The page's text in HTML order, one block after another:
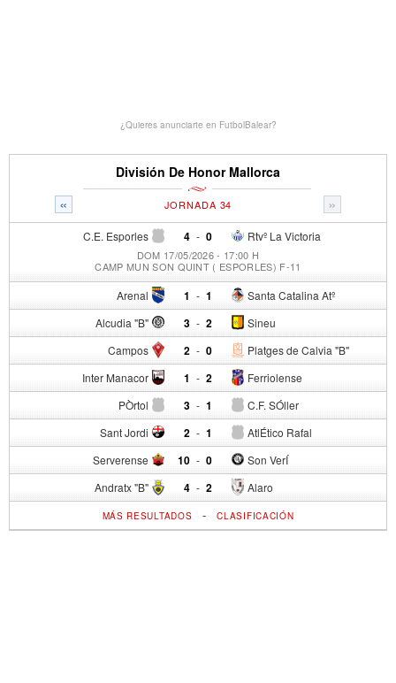
¿Quieres anunciarte en FutbolBalear?
División De Honor Mallorca
« »
JORNADA 34
C.E. Esporles 4 - Rtvº La Victoria
0
DOM 17/05/2026 - 17:00 H
CAMP MUN SON QUINT ( ESPORLES) F-11
Arenal 1 - Santa Catalina Atº
1
Alcudia "B" 3 - Sineu
2
Campos 2 - Platges de Calvia "B"
0
Inter Manacor 1 - Ferriolense
2
PÒrtol 3 - C.F. SÓller
1
Sant Jordi 2 - AtlÉtico Rafal
1
Serverense 10 - Son VerÍ
0
Andratx "B" 4 - Alaro
2
MÁS RESULTADOS -CLASIFICACIÓN